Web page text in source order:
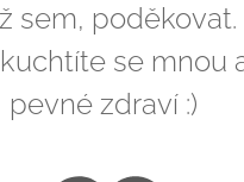
sem,
se
pevné zdraví :)